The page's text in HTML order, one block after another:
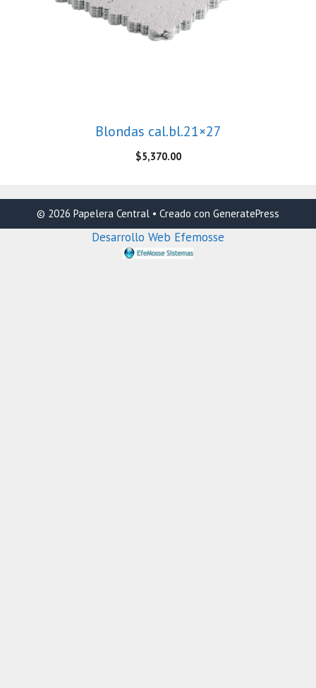
Blondas cal.bl.21×27
$5,370.00
© 2026 Papelera Central • Creado con GeneratePress
Desarrollo Web Efemosse